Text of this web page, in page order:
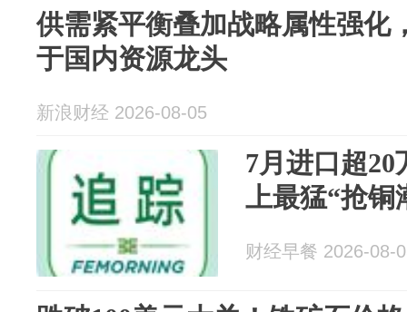
供需紧平衡叠加战略属性强化
于国内资源龙头
新浪财经 2026-08-05
7月进口超
上最猛“抢铜
财经早餐 2026-08-